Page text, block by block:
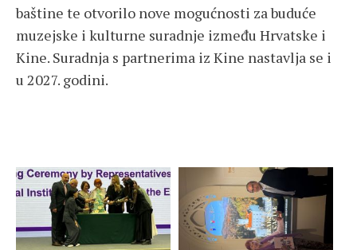
baštine te otvorilo nove mogućnosti za buduće
muzejske i kulturne suradnje između Hrvatske i
Kine. Suradnja s partnerima iz Kine nastavlja se i
u 2027. godini.